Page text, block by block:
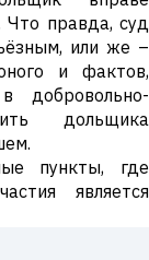
Что правда, суд
или же –
и фактов,
добровольно-
дольщика
пункты, где
является